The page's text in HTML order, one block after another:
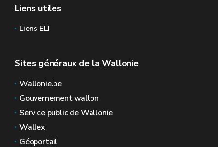
Liens utiles
Liens ELI
Sites généraux de la Wallonie
Wallonie.be
Gouvernement wallon
Service public de Wallonie
Wallex
Géoportail